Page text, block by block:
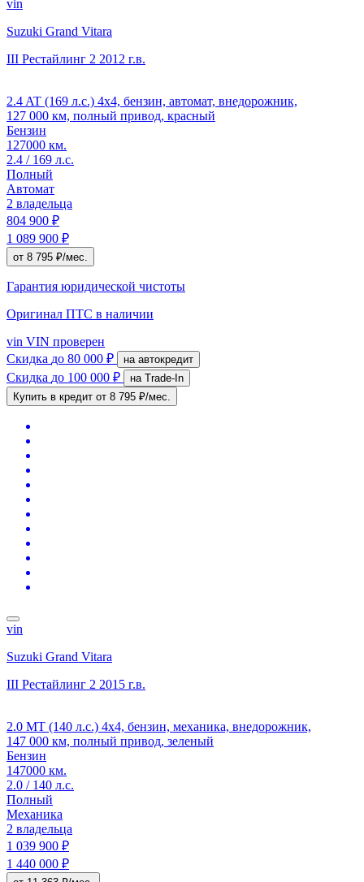
vin
Suzuki Grand Vitara
III Рестайлинг 2 2012 г.в.
2.4 AT (169 л.с.) 4x4, бензин, автомат, внедорожник,
127 000 км, полный привод, красный
Бензин
127000 км.
2.4 / 169 л.с.
Полный
Автомат
2 владельца
804 900 ₽
1 089 900 ₽
от 8 795 ₽/мес.
Гарантия юридической чистоты
Оригинал ПТС в наличии
vin VIN проверен
Скидка до 80 000 ₽ на автокредит
Скидка до 100 000 ₽
на Trade-In
Купить в кредит от 8 795 ₽/мес.
vin
Suzuki Grand Vitara
III Рестайлинг 2 2015 г.в.
2.0 MT (140 л.с.) 4x4, бензин, механика, внедорожник,
147 000 км, полный привод, зеленый
Бензин
147000 км.
2.0 / 140 л.с.
Полный
Механика
2 владельца
1 039 900 ₽
1 440 000 ₽